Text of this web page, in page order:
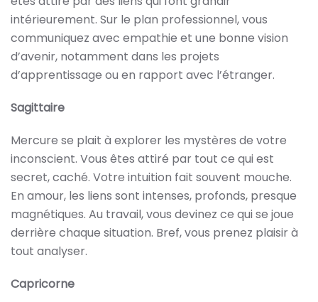
intérieurement. Sur le plan professionnel, vous
communiquez avec empathie et une bonne vision
d’avenir, notamment dans les projets
d’apprentissage ou en rapport avec l’étranger.
Sagittaire
Mercure se plait à explorer les mystères de votre
inconscient. Vous êtes attiré par tout ce qui est
secret, caché. Votre intuition fait souvent mouche.
En amour, les liens sont intenses, profonds, presque
magnétiques. Au travail, vous devinez ce qui se joue
derrière chaque situation. Bref, vous prenez plaisir à
tout analyser.
Capricorne